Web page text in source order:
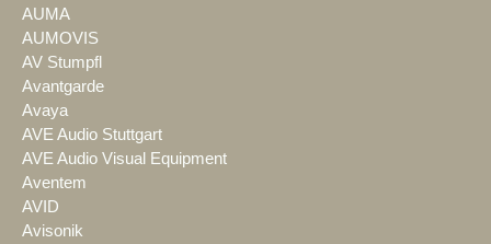
AUMA
AUMOVIS
AV Stumpfl
Avantgarde
Avaya
AVE Audio Stuttgart
AVE Audio Visual Equipment
Aventem
AVID
Avisonik